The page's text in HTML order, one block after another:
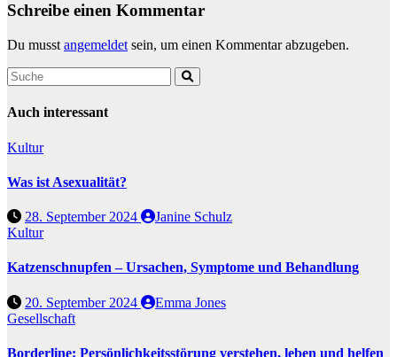
Schreibe einen Kommentar
Du musst angemeldet sein, um einen Kommentar abzugeben.
Auch interessant
Kultur
Was ist Asexualität?
28. September 2024
Janine Schulz
Kultur
Katzenschnupfen – Ursachen, Symptome und Behandlung
20. September 2024
Emma Jones
Gesellschaft
Borderline: Persönlichkeitsstörung verstehen, leben und helfen